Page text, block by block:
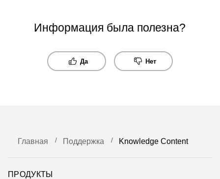
Информация была полезна?
Да Нет
Главная Поддержка Knowledge Content
ПРОДУКТЫ